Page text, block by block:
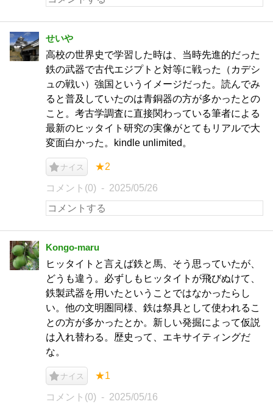
せいや
高校の世界史で学習した時は、当時先進的だった
鉄の武器で古代エジプトと対等に戦った（カデシ
ュの戦い）強国というイメージだった。読んでみ
ると普及していたのは青銅器の方が多かったとの
こと。考古学調査に直接関わっている筆者による
最新のヒッタイト研究の実像がとてもリアルで大
変面白かった。kindle unlimited。
ナイス ★2
コメント(0) 2025/05/26
Kongo-maru
ヒッタイトと言えば鉄と馬、そう思っていたが、
どうも違う。必ずしもヒッタイトが飛びぬけて、
鉄製武器を用いたということではなかったらし
い。他の文明圏同様、鉄は祭具として使われるこ
との方が多かったとか。新しい発掘によって仮説
は入れ替わる。歴史って、エキサイティングだ
な。
ナイス ★1
コメント(0) 2025/05/16